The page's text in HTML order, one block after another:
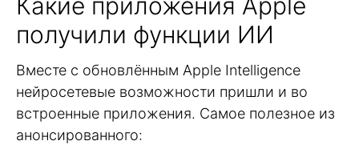
получили функции ИИ
Вместе с обновлённым Apple Intelligence
нейросетевые возможности пришли и во
встроенные приложения. Самое полезное из
анонсированного: